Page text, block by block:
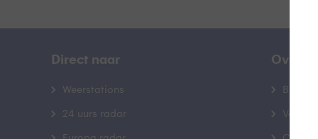
Direct naar
Weerstations
24 uurs radar
Over